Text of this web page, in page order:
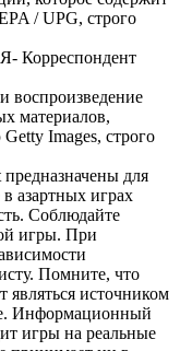
/ UPG, строго
Корреспондент
воспроизведение
материалов,
Images, строго
для
азартных играх
Соблюдайте
игры. При
Помните, что
являться источником
Информационный
игры на реальные